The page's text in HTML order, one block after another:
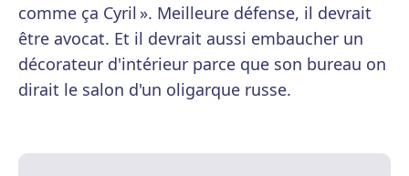
comme ça Cyril ». Meilleure défense, il devrait
être avocat. Et il devrait aussi embaucher un
décorateur d'intérieur parce que son bureau on
dirait le salon d'un oligarque russe.